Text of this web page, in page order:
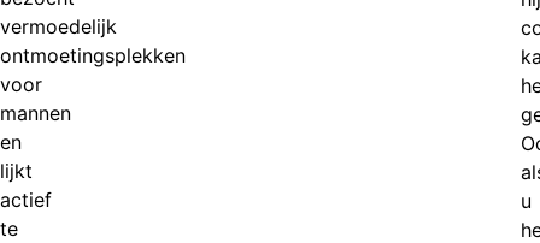
vermoedelijk
ontmoetingsplekken
voor
mannen
en
lijkt
actief
te
u